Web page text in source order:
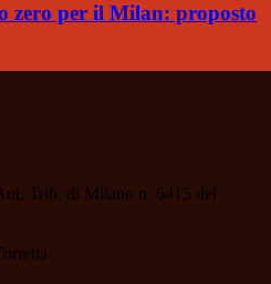
zero per il Milan: proposto
Trib. di Milano n. 6415 del